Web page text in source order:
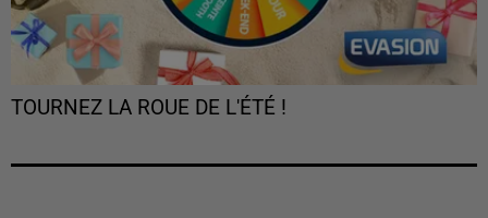
TOURNEZ LA ROUE DE L'ÉTÉ !